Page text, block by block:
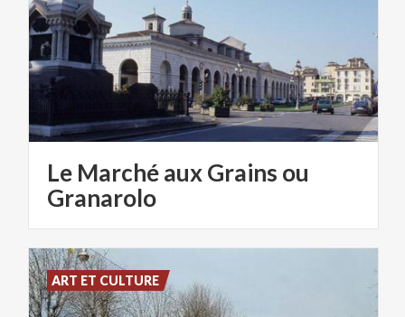
Le Marché aux Grains ou
Granarolo
ART ET CULTURE